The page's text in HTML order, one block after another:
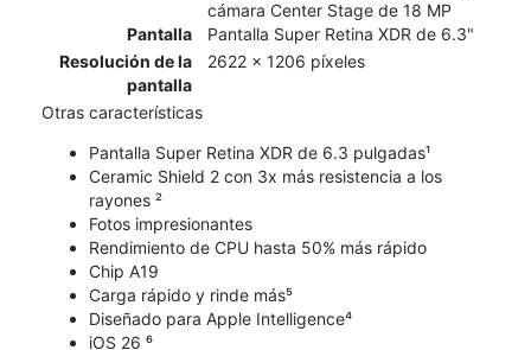
cámara Center Stage de 18 MP
Pantalla
Pantalla Super Retina XDR de 6.3"
Resolución de la
pantalla
2622 x 1206 píxeles
Otras características
Pantalla Super Retina XDR de 6.3 pulgadas¹
Ceramic Shield 2 con 3x más resistencia a los
rayones ²
Fotos impresionantes
Rendimiento de CPU hasta 50% más rápido
Chip A19
Carga rápido y rinde más⁵
Diseñado para Apple Intelligence⁴
iOS 26 ⁶